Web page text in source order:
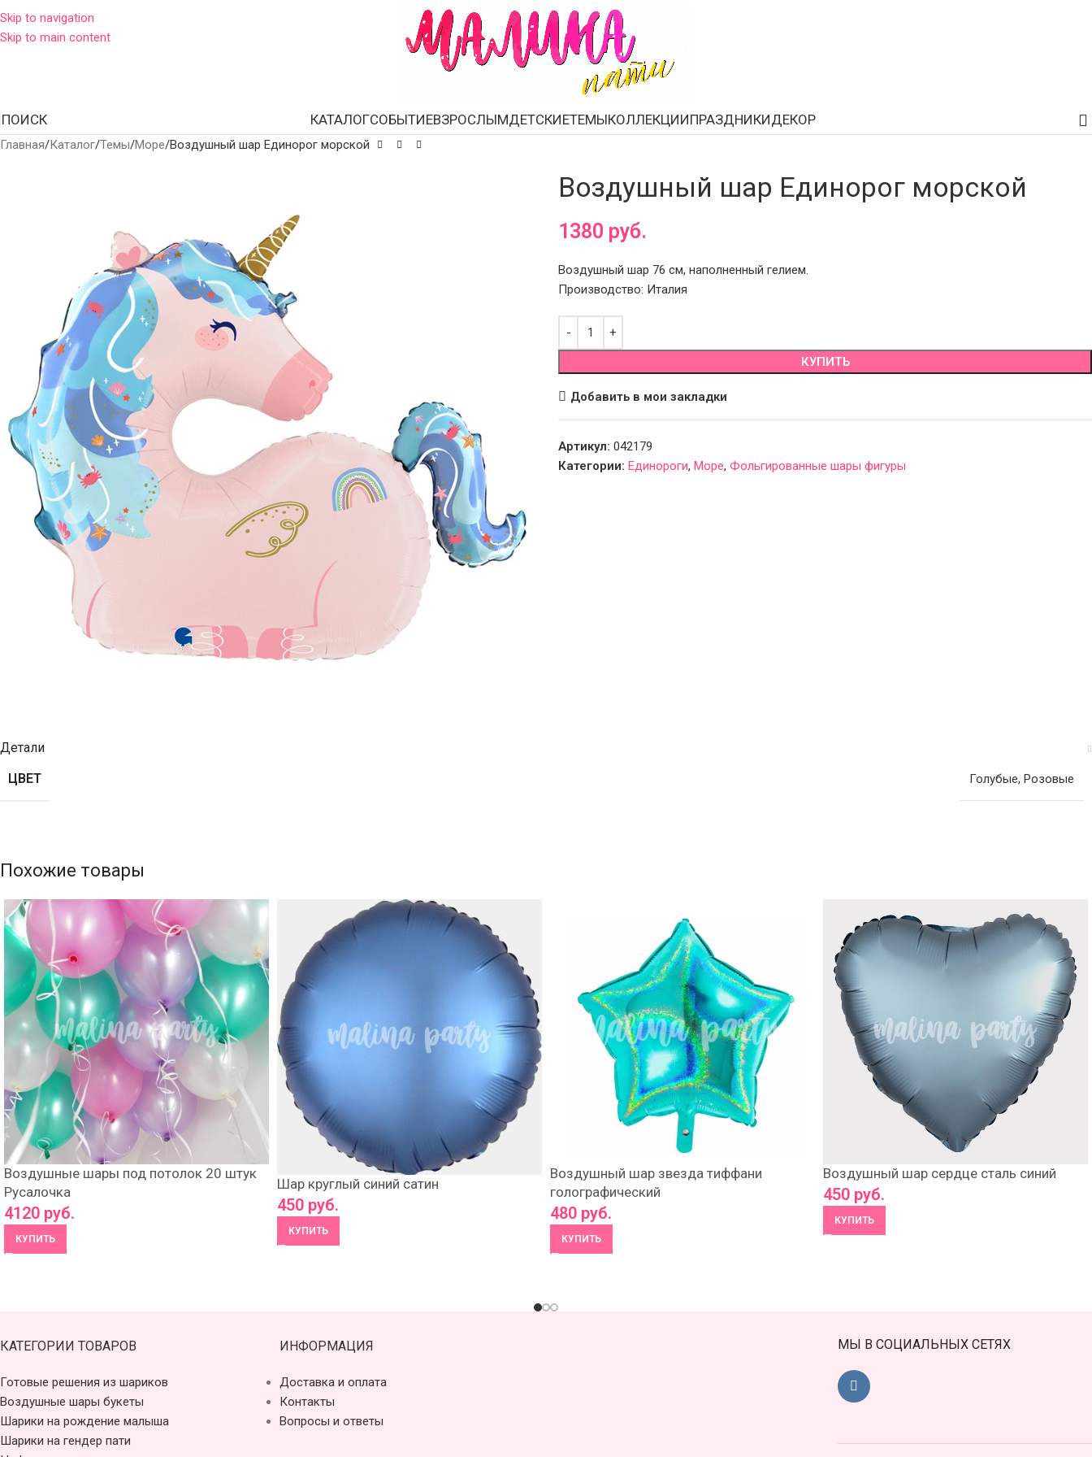
Skip to navigation
Skip to main content
ПОИСК КАТАЛОГСОБЫТИЕВЗРОСЛЫМДЕТСКИЕТЕМЫКОЛЛЕКЦИИПРАЗДНИКИДЕКОР
Главная Каталог Темы Море Воздушный шар Единорог морской
Воздушный шар Единорог морской
1380 руб.
Воздушный шар 76 см, наполненный гелием.
Производство: Италия
КУПИТЬ
Добавить в мои закладки
Артикул: 042179
Категории: Единороги, Море, Фольгированные шары фигуры
Детали
ЦВЕТ
Голубые, Розовые
Похожие товары
Воздушные шары под потолок 20 штук
Русалочка
4120 руб.
КУПИТЬ
Шар круглый синий сатин
450 руб.
КУПИТЬ
Воздушный шар звезда тиффани
голографический
480 руб.
КУПИТЬ
Воздушный шар сердце сталь синий
450 руб.
КУПИТЬ
КАТЕГОРИИ ТОВАРОВ
Готовые решения из шариков
Воздушные шары букеты
Шарики на рождение малыша
Шарики на гендер пати
ИНФОРМАЦИЯ
Доставка и оплата
Контакты
Вопросы и ответы
МЫ В СОЦИАЛЬНЫХ СЕТЯХ